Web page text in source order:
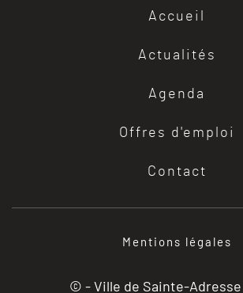
Accueil
Actualités
Agenda
Offres d'emploi
Contact
Mentions légales
© - Ville de Sainte-